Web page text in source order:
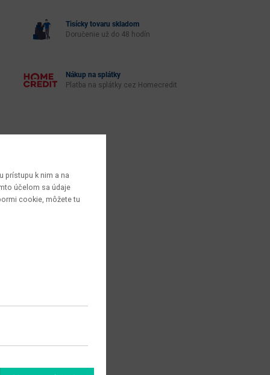
Tisícky tovaru skladom
Doručenie už do 48 hodín
Nákup na splátky
Platba na splátky cez Homecredit
prístupu k nim a na
účelom sa údaje
cookie, môžete tu